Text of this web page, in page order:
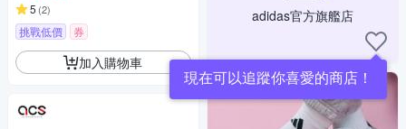
5 (2)
挑戰低價 券
加入購物車
adidas官方旗艦店
現在可以追蹤你喜愛的商店！